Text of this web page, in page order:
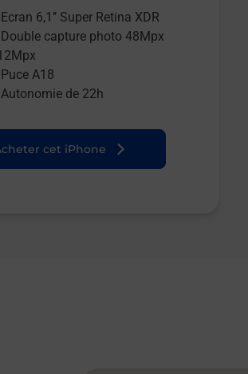
Ecran 6,1’’ Super Retina XDR
Double capture photo 48Mpx
Puce A18
Autonomie de 22h
cet iPhone